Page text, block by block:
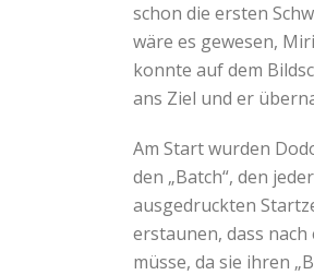
schon die ersten
wäre es gewesen,
konnte auf dem
ans Ziel und er
Am Start wurden
den „Batch“, den
ausgedruckten
erstaunen, dass
müsse, da sie ihren